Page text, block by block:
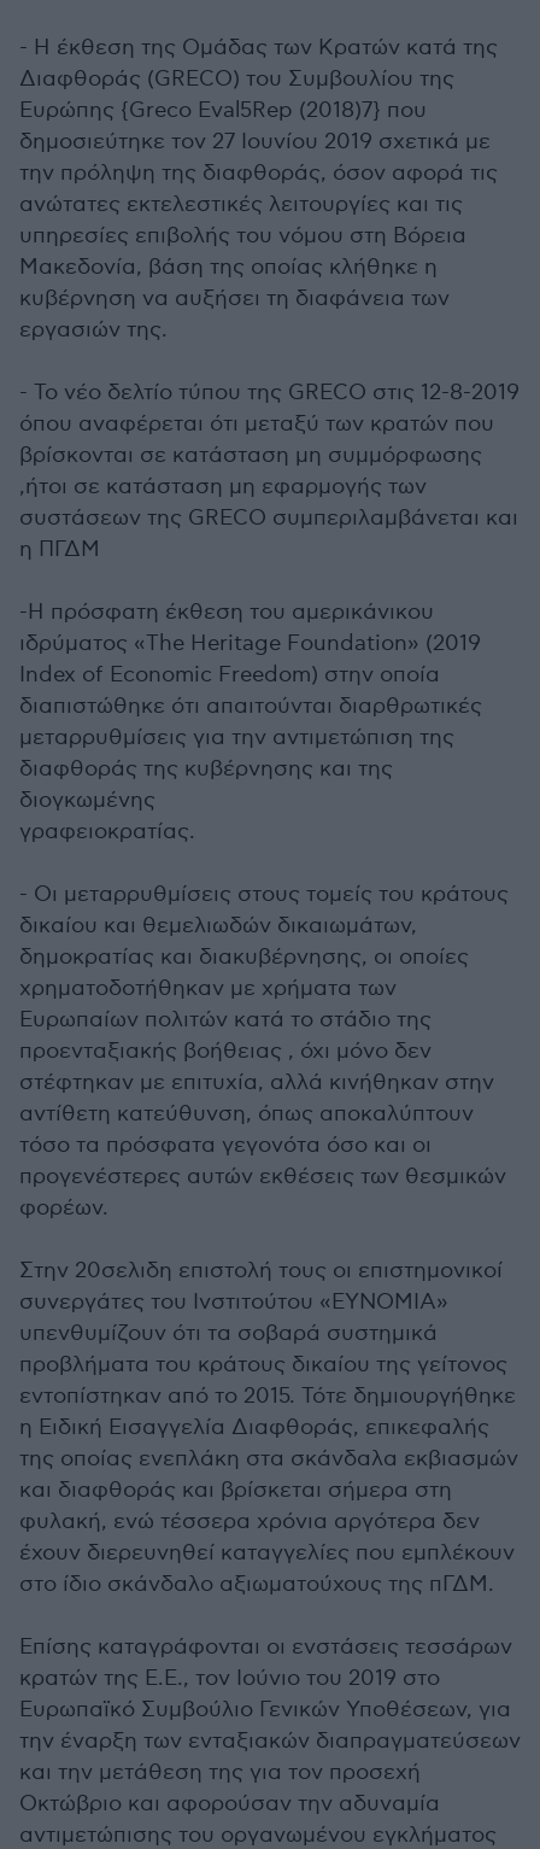
- Η έκθεση της Ομάδας των Κρατών κατά της
Διαφθοράς (GRECO) του Συμβουλίου της
Ευρώπης {Greco Eval5Rep (2018)7} που
δημοσιεύτηκε τον 27 Ιουνίου 2019 σχετικά με
την πρόληψη της διαφθοράς, όσον αφορά τις
ανώτατες εκτελεστικές λειτουργίες και τις
υπηρεσίες επιβολής του νόμου στη Βόρεια
Μακεδονία, βάση της οποίας κλήθηκε η
κυβέρνηση να αυξήσει τη διαφάνεια των
εργασιών της.
- Το νέο δελτίο τύπου της GRECO στις 12-8-2019
όπου αναφέρεται ότι μεταξύ των κρατών που
βρίσκονται σε κατάσταση μη συμμόρφωσης
,ήτοι σε κατάσταση μη εφαρμογής των
συστάσεων της GRECO συμπεριλαμβάνεται και
η ΠΓΔΜ
-Η πρόσφατη έκθεση του αμερικάνικου
ιδρύματος «The Heritage Foundation» (2019
Index of Economic Freedom) στην οποία
διαπιστώθηκε ότι απαιτούνται διαρθρωτικές
μεταρρυθμίσεις για την αντιμετώπιση της
διαφθοράς της κυβέρνησης και της
διογκωμένης
γραφειοκρατίας.
- Οι μεταρρυθμίσεις στους τομείς του κράτους
δικαίου και θεμελιωδών δικαιωμάτων,
δημοκρατίας και διακυβέρνησης, οι οποίες
χρηματοδοτήθηκαν με χρήματα των
Ευρωπαίων πολιτών κατά το στάδιο της
προενταξιακής βοήθειας , όχι μόνο δεν
στέφτηκαν με επιτυχία, αλλά κινήθηκαν στην
αντίθετη κατεύθυνση, όπως αποκαλύπτουν
τόσο τα πρόσφατα γεγονότα όσο και οι
προγενέστερες αυτών εκθέσεις των θεσμικών
φορέων.
Στην 20σελιδη επιστολή τους οι επιστημονικοί
συνεργάτες του Ινστιτούτου «ΕΥΝΟΜΙΑ»
υπενθυμίζουν ότι τα σοβαρά συστημικά
προβλήματα του κράτους δικαίου της γείτονος
εντοπίστηκαν από το 2015. Τότε δημιουργήθηκε
η Ειδική Εισαγγελία Διαφθοράς, επικεφαλής
της οποίας ενεπλάκη στα σκάνδαλα εκβιασμών
και διαφθοράς και βρίσκεται σήμερα στη
φυλακή, ενώ τέσσερα χρόνια αργότερα δεν
έχουν διερευνηθεί καταγγελίες που εμπλέκουν
στο ίδιο σκάνδαλο αξιωματούχους της πΓΔΜ.
Επίσης καταγράφονται οι ενστάσεις τεσσάρων
κρατών της Ε.Ε., τον Ιούνιο του 2019 στο
Ευρωπαϊκό Συμβούλιο Γενικών Υποθέσεων, για
την έναρξη των ενταξιακών διαπραγματεύσεων
και την μετάθεση της για τον προσεχή
Οκτώβριο και αφορούσαν την αδυναμία
αντιμετώπισης του οργανωμένου εγκλήματος